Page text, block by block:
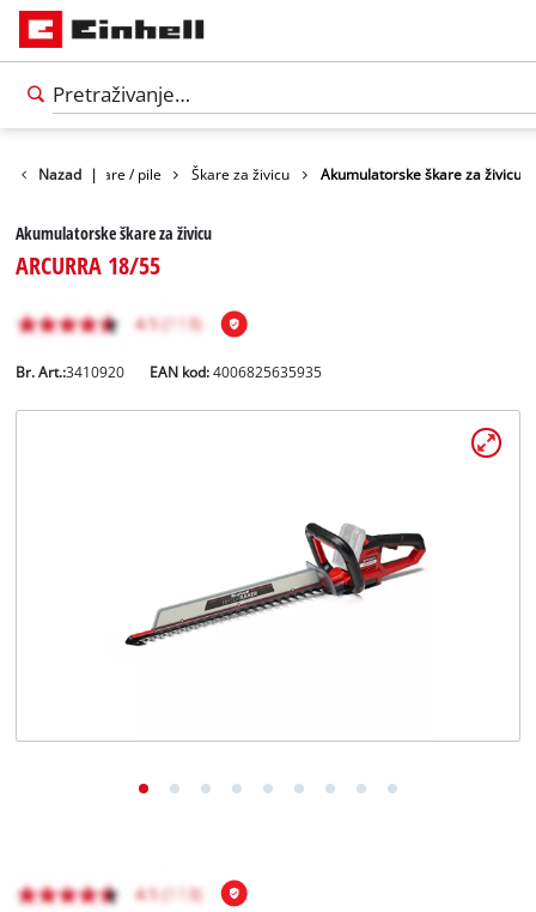
Nazad |
Vrtne škare / pile Škare za živicu Akumulatorske škare za živicu
Akumulatorske škare za živicu
ARCURRA 18/55
Br. Art.:3410920 EAN kod:4006825635935